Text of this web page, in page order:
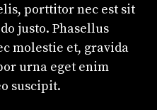
porttitor nec est sit
justo. Phasellus
molestie et, gravida
urna eget enim
suscipit.